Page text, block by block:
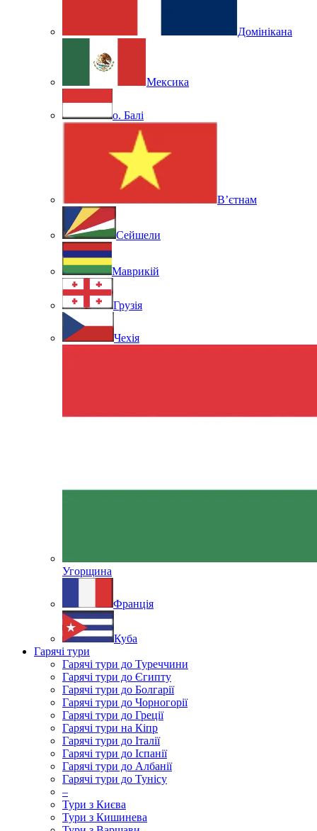
Домінікана
Мексика
о. Балі
В’єтнам
Сейшели
Маврикій
Грузія
Чехія
Угорщина
Франція
Куба
Гарячі тури
Гарячі тури до Туреччини
Гарячі тури до Єгипту
Гарячі тури до Болгарії
Гарячі тури до Чорногорії
Гарячі тури до Греції
Гарячі тури на Кіпр
Гарячі тури до Італії
Гарячі тури до Іспанії
Гарячі тури до Албанії
Гарячі тури до Тунісу
–
Тури з Києва
Тури з Кишинева